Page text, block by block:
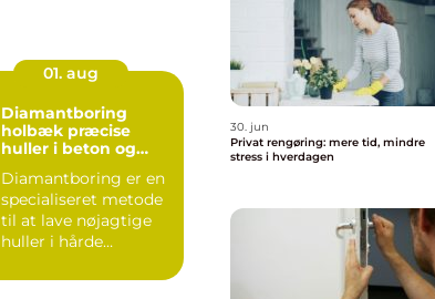
01. aug
Diamantboring
holbæk præcise
huller i beton og
Diamantboring er en
specialiseret metode
til at lave nøjagtige
huller i hårde
beton, ...
30. jun
Privat rengøring: mere tid, mindre
stress i hverdagen